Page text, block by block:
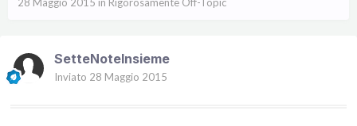
28 Maggio 2015 in Rigorosamente Off-Topic
SetteNoteInsieme
Inviato 28 Maggio 2015